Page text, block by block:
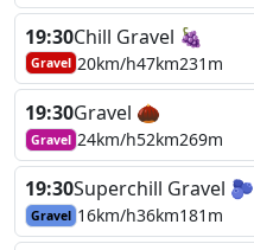
19:30Chill Gravel 🍇
Gravel 20km/h47km231m
19:30Gravel 🌰
Gravel 24km/h52km269m
19:30Superchill Gravel 🫐
Gravel 16km/h36km181m